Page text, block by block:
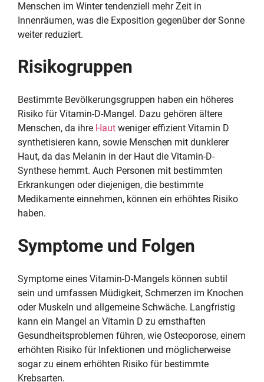
Menschen im Winter tendenziell mehr Zeit in
Innenräumen, was die Exposition gegenüber der Sonne
weiter reduziert.
Risikogruppen
Bestimmte Bevölkerungsgruppen haben ein höheres
Risiko für Vitamin-D-Mangel. Dazu gehören ältere
Menschen, da ihre Haut weniger effizient Vitamin D
synthetisieren kann, sowie Menschen mit dunklerer
Haut, da das Melanin in der Haut die Vitamin-D-
Synthese hemmt. Auch Personen mit bestimmten
Erkrankungen oder diejenigen, die bestimmte
Medikamente einnehmen, können ein erhöhtes Risiko
haben.
Symptome und Folgen
Symptome eines Vitamin-D-Mangels können subtil
sein und umfassen Müdigkeit, Schmerzen im Knochen
oder Muskeln und allgemeine Schwäche. Langfristig
kann ein Mangel an Vitamin D zu ernsthaften
Gesundheitsproblemen führen, wie Osteoporose, einem
erhöhten Risiko für Infektionen und möglicherweise
sogar zu einem erhöhten Risiko für bestimmte
Krebsarten.